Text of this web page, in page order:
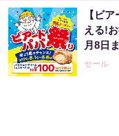
【ビ
える!
月8日
セール